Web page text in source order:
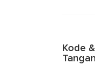
Kode
Tangan